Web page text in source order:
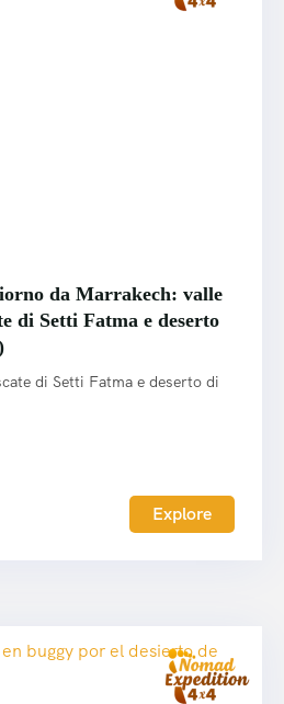
da Marrakech: valle
di Setti Fatma e deserto
di Setti Fatma e deserto di
Explore